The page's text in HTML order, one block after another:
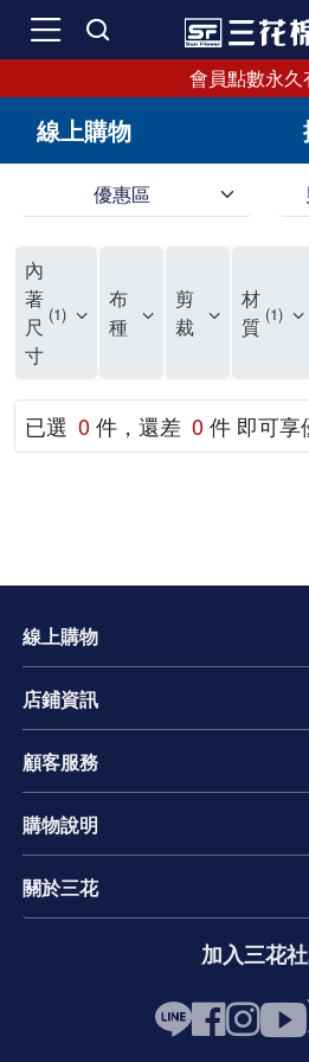
會員點數永久
線上購物
優惠區
三花男內褲提供最平實好搭的男內褲選擇。採用高品質原料製成，三花男內褲擁有絕佳彈性與透氣度，怎麼穿都舒適不用擔心造成肌膚困擾，立體剪裁全面大升級，滿意度百分百。
三花男內褲是男生首選品牌，適合休閒與運動。彈性好，人體工學剪裁，立體效果佳，舒適感大提升，魅力指數破表！
市佔率高達50年！三花專注設計，提升舒適與耐用，針對亞洲男性剪裁，大動作不卡襠。
三花男內褲採用優質棉料製成，褲身擁有超過千個散熱孔，吸汗透氣，柔順舒適，解決一般男內褲的悶熱問題。針對亞洲男性體型的立體剪裁設計，告別卡襠煩惱，自如大動作。三花男內褲市佔率高，專注製造與開發超過50年，提升舒適度與耐用性，深受網友推崇。五片式剪裁設計，適合各種身形及風格，給予肌膚前所未有的透氣舒適體驗。
【心情閒聊】男內褲的一些小心得?! 身為一名廣告代理商的社群小編，每次接到新客戶都需做好充足的產業功課，以免在撰寫廣告時顯得膚淺。美妝和流行服飾的客戶總讓我感到一點小確幸，因為可以搶先試用到新產品，或請客戶幫忙以員工價購買商品，讓人有中獎的小喜悅。 這次的客戶卻是-男內褲! 男內褲! 男內褲! 由於是第一次接觸這類產品，所以特地重複三次來表達內心的震驚。因為獨處時間較長，對於男內褲的研究多少有些害羞。因而硬著頭皮買了好幾件男內褲進行研究。 家裡沒有兄弟，也沒有可以直接聊男內褲的男性朋友，自己去買男內褲真的需要一些勇氣。我感謝現在的高科技網購，讓我不用親自到店面盯著男內褲看，也能輕鬆購買到不同種類的男內褲，真是感恩網路! 在Google搜尋 ""男內褲""，瞬間出現許多品牌，男內褲的世界真是博大精深呢。我開始扮演男內褲研究生，對男內褲進行分類：從長短、高低中腰到情趣男內褲，各式各樣應有盡有。好險此次的客戶是比較中規中矩的，情趣類的男內褲不在研究範圍，不然一直盯著穿內褲的模特兒看也太難為情了。 男內褲的設計功能其實不亞於女生內衣。由於男生身體結構的關係，需要更細心的設計。市面上較大的品牌有老牌的三花、三槍、宜而爽等，還有大手筆請代言人的CK、PLAYBOY等品牌。要選男內褲，實在需要下些功夫。 我將男內褲分為兩個面向：花色和功能設計。選擇男內褲的花色非常重要，因為能看出個人的品味和對內外搭配的重視程度。宅男們穿著50歲阿伯的花色內褲，或是穿白褲子搭配大黑色內褲，都是不OK的搭配。 功能設計則是對重要部位的保?。為了確保舒適性，有的內褲設計了開襟方便上廁所，有的設計了專屬囊袋固定，更有五片立體剪裁，或者強調視覺效果的內褲。這些設計不僅滿足基本的生理需求，更進階到心靈上的滿足。 以往從未想過要認真研究男內褲，直到這次工作的契機才真正了解男內褲的繁複。男內褲花色多樣，研究起來花費了不少時間。與男內褲客戶窗口交流，我這個女專案可能會有一段尷尬期，希望自己討論時不會笑場。雖然我無法真正體驗男內褲的全部功能，但透過揣測和客戶專業的回答，依然探詢到了許多有趣的現象。 某些網友反應某些國外品牌的男內褲不好穿，可能因為這些品牌是按照西方身材比例製造，不太適合台灣男性。同樣的現象也出現在女性內衣上，所以選擇適合自己的內褲才是最重要的。 以上只是我的心情抒發，沒有針對任何一家男內褲品牌，歡迎更多對男內褲有興趣的朋友加入研究行列！"
內
著
尺
寸
1
布
種
剪
裁
材
質 1
已選 0件，還差 0件 即可享
線上購物
店鋪資訊
顧客服務
購物說明
關於三花
加入三花